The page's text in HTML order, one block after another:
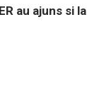
au ajuns si